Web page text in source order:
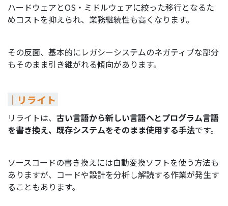
ハードウェアとOS・ミドルウェアに絞った移行となるた
めコストを抑えられ、業務継続性も高くなります。
その反面、基本的にレガシーシステムのネガティブな部分
もそのまま引き継がれる傾向があります。
｜リライト
リライトは、 古い言語から新しい言語へとプログラム言語
を書き換え、既存システムをそのまま使用する手法です。
ソースコードの書き換えには自動変換ソフトを使う方法も
ありますが、コードや設計を分析し解読する作業が発生す
ることもあります。